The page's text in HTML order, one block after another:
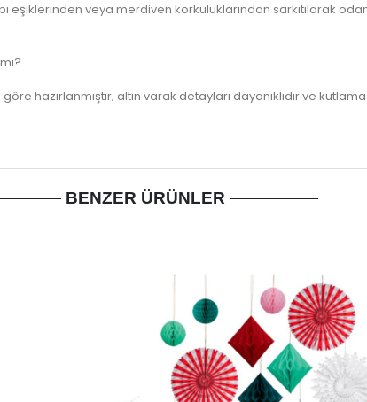
eşiklerinden veya merdiven korkuluklarından sarkıtılarak
hazırlanmıştır; altın varak detayları dayanıklıdır ve kutlama
BENZER ÜRÜNLER